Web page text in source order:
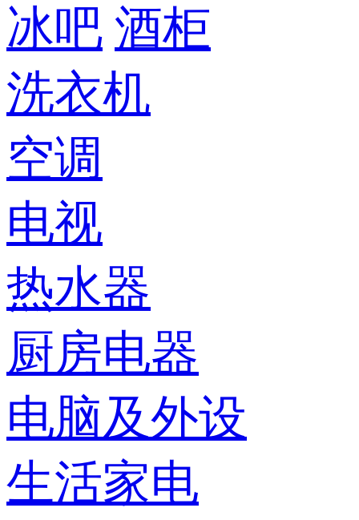
冰吧 酒柜
洗衣机
空调
电视
热水器
厨房电器
电脑及外设
生活家电